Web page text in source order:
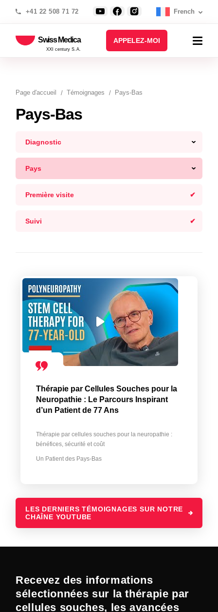
+41 22 508 71 72 French
Swiss Medica
XXI century S.A.
APPELEZ-MOI
Page d′accueil Témoignages Pays-Bas
Pays-Bas
Diagnostic
Pays
Première visite
Suivi
Thérapie par Cellules Souches pour la
Neuropathie : Le Parcours Inspirant
d’un Patient de 77 Ans
Thérapie par cellules souches pour la neuropathie :
bénéfices, sécurité et coût
Un Patient des Pays-Bas
LES DERNIERS TÉMOIGNAGES SUR NOTRE
CHAÎNE YOUTUBE
Recevez des informations
sélectionnées sur la thérapie par
cellules souches, les avancées